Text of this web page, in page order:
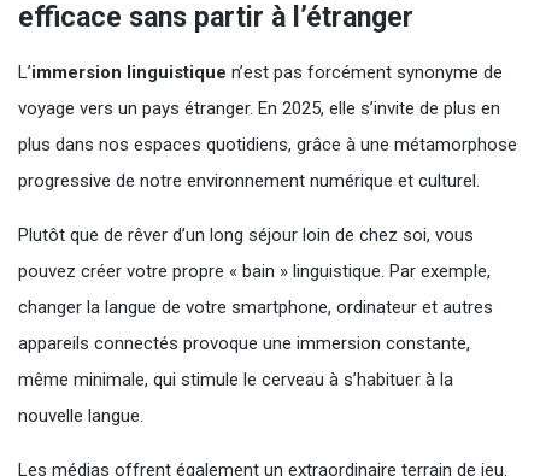
efficace sans partir à l’étranger
L’immersion linguistique n’est pas forcément synonyme de
voyage vers un pays étranger. En 2025, elle s’invite de plus en
plus dans nos espaces quotidiens, grâce à une métamorphose
progressive de notre environnement numérique et culturel.
Plutôt que de rêver d’un long séjour loin de chez soi, vous
pouvez créer votre propre « bain » linguistique. Par exemple,
changer la langue de votre smartphone, ordinateur et autres
appareils connectés provoque une immersion constante,
même minimale, qui stimule le cerveau à s’habituer à la
nouvelle langue.
Les médias offrent également un extraordinaire terrain de jeu.